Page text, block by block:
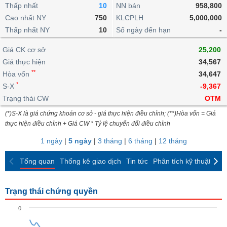
lỗ
dịch
nội
Niên
giám
Tài
liệu
cổ
Định
giá
ngoài
doanh
Top
cổ
phiếu
ngành
giao
dịch
dịch
Chứng
quyền
quan
Thống
giao
dịch
Thống
giao
dịch
Tin
tức
Phân
tích
kỹ
thuật
trực
tuyến
Bộ
lọc
cổ
So
sánh
Báo
cáo
Vĩ
mô
lai
Chứng
quyền
Trái
phiếu
IR
Awards
tạo
Dịch
vụ
Thấp nhất
10
Cao nhất NY
750
Thấp nhất NY
10
NN bán
958,800
KLCPLH
5,000,000
Số ngày đến hạn
-
Giá CK cơ sở
25,200
Giá thực hiện
34,567
Hòa vốn **
34,647
S-X *
-9,367
Trạng thái CW
OTM
(*)S-X là giá chứng khoán cơ sở - giá thực hiện điều chỉnh; (**)Hòa vốn = Giá
thực hiện điều chỉnh + Giá CW * Tỷ lệ chuyển đổi điều chỉnh
1 ngày| 5 ngày| 3 tháng | 6 tháng | 12 tháng
Tổng quan Thống kê giao dịch Tin tức Phân tích kỹ thuật
Trạng thái chứng quyền
0
BẤT
ĐỘNG
SẢN
TÀI
CHÍNH
HÀNG
KINH
GIỚI